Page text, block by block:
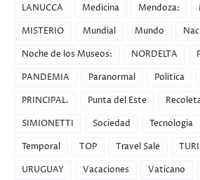
LANUCCA
Medicina Mendoza:
MISTERIO
Mundial Mundo
Noche de los Museos:
NORDELTA
PANDEMIA
Paranormal Politica
PRINCIPAL.
Punta del Este
SIMIONETTI
Sociedad Tecnologia
Temporal
TOP Travel Sale
URUGUAY
Vacaciones Vaticano